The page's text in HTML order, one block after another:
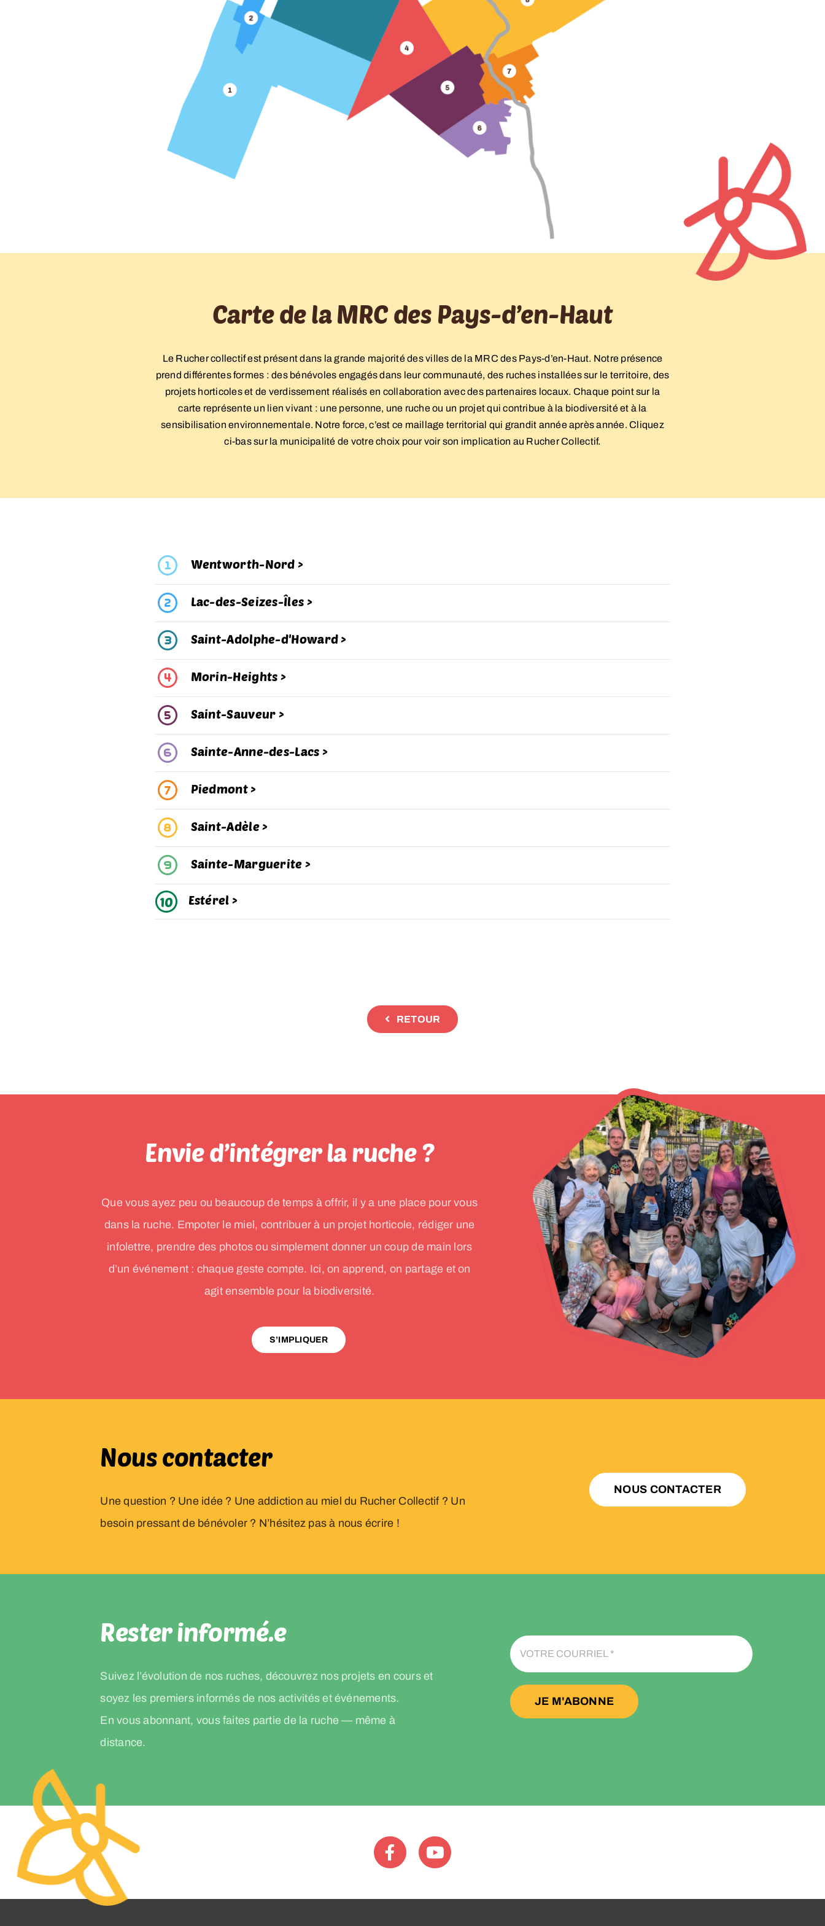
Carte de la MRC des Pays-d’en-Haut
Le Rucher collectif est présent dans la grande majorité des villes de la MRC des Pays-d’en-Haut. Notre présence
prend différentes formes : des bénévoles engagés dans leur communauté, des ruches installées sur le territoire, des
projets horticoles et de verdissement réalisés en collaboration avec des partenaires locaux. Chaque point sur la
carte représente un lien vivant : une personne, une ruche ou un projet qui contribue à la biodiversité et à la
sensibilisation environnementale. Notre force, c’est ce maillage territorial qui grandit année après année. Cliquez
ci-bas sur la municipalité de votre choix pour voir son implication au Rucher Collectif.
Wentworth-Nord >
Lac-des-Seizes-Îles >
Saint-Adolphe-d'Howard >
Morin-Heights >
Saint-Sauveur >
Sainte-Anne-des-Lacs >
Piedmont >
Saint-Adèle >
Sainte-Marguerite >
Estérel >
RETOUR
Envie d’intégrer la ruche ?
Que vous ayez peu ou beaucoup de temps à offrir, il y a une place pour vous
dans la ruche. Empoter le miel, contribuer à un projet horticole, rédiger une
infolettre, prendre des photos ou simplement donner un coup de main lors
d’un événement : chaque geste compte. Ici, on apprend, on partage et on
agit ensemble pour la biodiversité.
S’IMPLIQUER
Nous contacter
Une question ? Une idée ? Une addiction au miel du Rucher Collectif ? Un
besoin pressant de bénévoler ? N’hésitez pas à nous écrire !
NOUS CONTACTER
Rester informé.e
Suivez l’évolution de nos ruches, découvrez nos projets en cours et
soyez les premiers informés de nos activités et événements.
En vous abonnant, vous faites partie de la ruche — même à
distance.
JE M'ABONNE